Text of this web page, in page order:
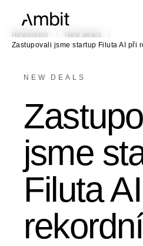
Newsroom / New deals
/
Zastupovali jsme startup Filuta AI při
NEW DEALS
jsme
Filuta